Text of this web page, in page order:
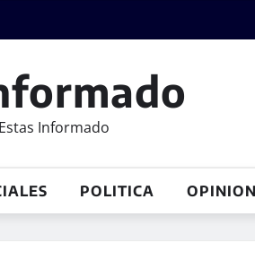
Estas Informado
POLITICA OPINION